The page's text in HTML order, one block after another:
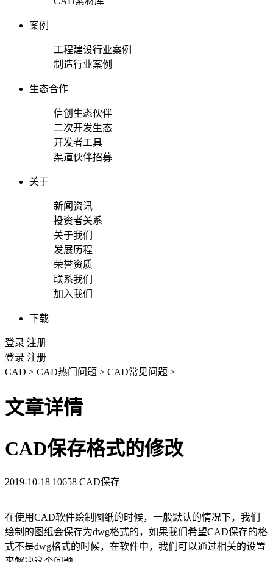
案例
工程建设行业案例
制造行业案例
生态合作
信创生态伙伴
二次开发生态
开发者工具
渠道伙伴招募
关于
新闻资讯
投资者关系
关于我们
发展历程
荣誉资质
联系我们
加入我们
下载
登录 注册
登录 注册
CAD > CAD热门问题 > CAD常见问题 >
文章详情
CAD保存格式的修改
2019-10-18 10658 CAD保存
在使用CAD软件绘制图纸的时候，一般默认的情况下，我们
绘制的图纸会保存为dwg格式的，如果我们希望CAD保存的格
式不是dwg格式的时候，在软件中，我们可以通过相关的设置